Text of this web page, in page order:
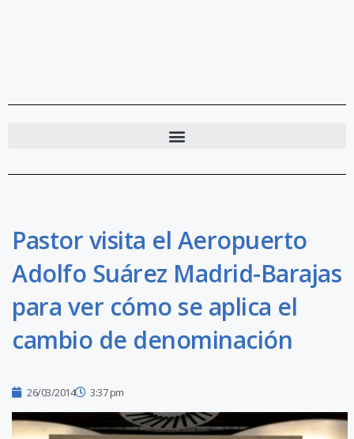
Pastor visita el Aeropuerto
Adolfo Suárez Madrid-Barajas
para ver cómo se aplica el
cambio de denominación
26/03/2014 3:37 pm